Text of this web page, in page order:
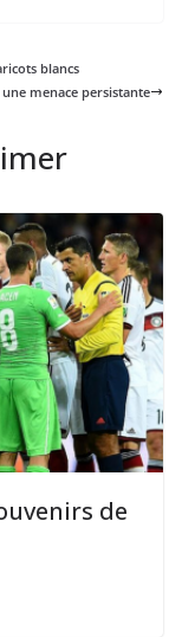
blancs
menace persistante
de